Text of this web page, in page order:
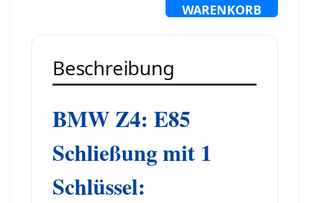
WARENKORB
Beschreibung
BMW Z4: E85
Schließung mit 1
Schlüssel: